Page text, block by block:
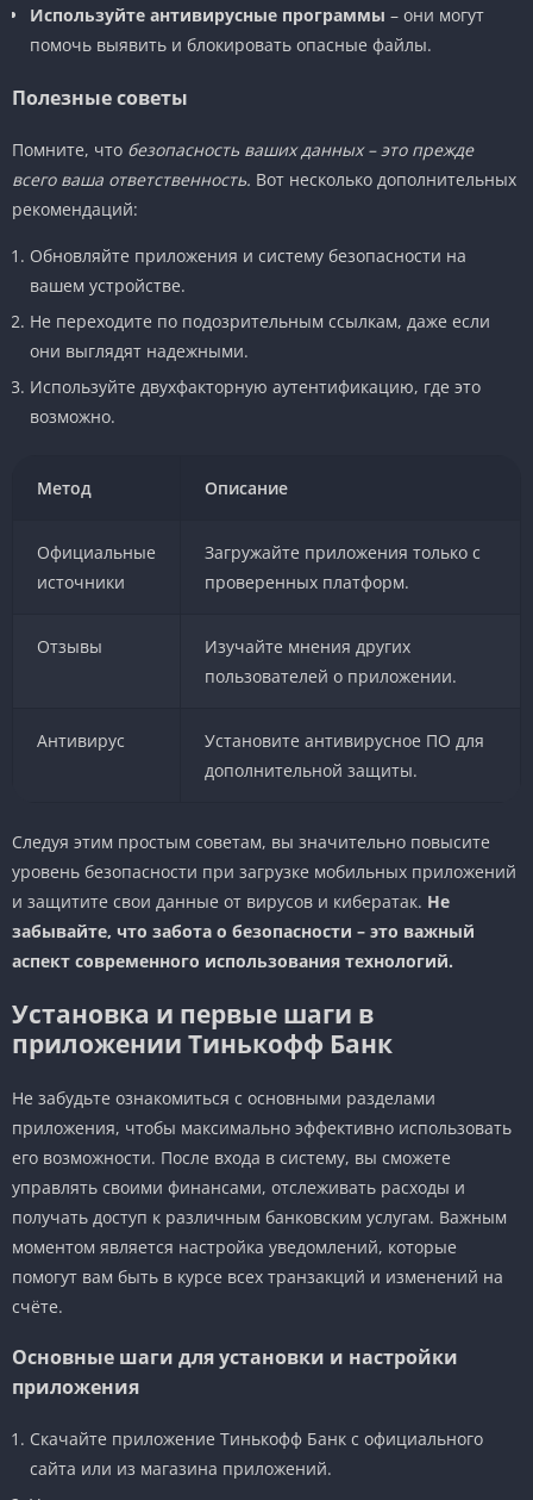
Используйте антивирусные программы – они могут
помочь выявить и блокировать опасные файлы.
Полезные советы
Помните, что безопасность ваших данных – это прежде
всего ваша ответственность. Вот несколько дополнительных
рекомендаций:
Обновляйте приложения и систему безопасности на
вашем устройстве.
Не переходите по подозрительным ссылкам, даже если
они выглядят надежными.
Используйте двухфакторную аутентификацию, где это
возможно.
Метод Описание
Официальные
источники
Загружайте приложения только с
проверенных платформ.
Отзывы
Изучайте мнения других
пользователей о приложении.
Антивирус
Установите антивирусное ПО для
дополнительной защиты.
Следуя этим простым советам, вы значительно повысите
уровень безопасности при загрузке мобильных приложений
и защитите свои данные от вирусов и кибератак. Не
забывайте, что забота о безопасности – это важный
аспект современного использования технологий.
Установка и первые шаги в
приложении Тинькофф Банк
Не забудьте ознакомиться с основными разделами
приложения, чтобы максимально эффективно использовать
его возможности. После входа в систему, вы сможете
управлять своими финансами, отслеживать расходы и
получать доступ к различным банковским услугам. Важным
моментом является настройка уведомлений, которые
помогут вам быть в курсе всех транзакций и изменений на
счёте.
Основные шаги для установки и настройки
приложения
Скачайте приложение Тинькофф Банк с официального
сайта или из магазина приложений.